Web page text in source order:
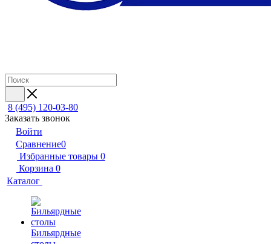
8 (495) 120-03-80
Заказать звонок
Войти
Сравнение0
Избранные товары 0
Корзина 0
Каталог
Бильярдные